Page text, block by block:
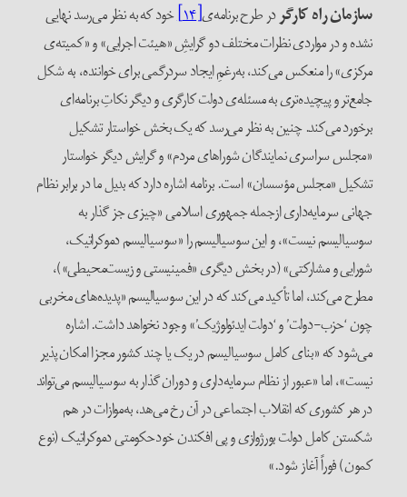
سازمانراه کارگردر طرح برنامه‌ی[۱۴]
خود که به نظر می‌رسد نهایی
نشده و در مواردی نظرات مختلف دو گرایشِ «هیئت اجرایی» و «کمیته‌ی
مرکزی» را منعکس می‌کند، به‌رغمِ ایجاد سردرگمی برای خواننده، به شکل
جامع‌تر و پیچیده‌تری به مسئله‌ی دولت کارگری و دیگر نکاتِ برنامه‌ای
برخورد می‌کند. چنین به نظر می‌رسد که یک بخش خواستار تشکیل
«مجلس سراسری نمایندگان شوراهای مردم» و گرایش دیگر خواستار
تشکیل «مجلس مؤسسان» است. برنامه اشاره دارد که بدیل ما در برابر نظام
جهانی سرمایه‌داری ازجمله جمهوری اسلامی «چیزی جز گذار به
سوسیالیسم نیست»، و این سوسیالیسم را «سوسیالیسم دموکراتیک،
شورایی و مشارکتی» (در بخش دیگری «فمینیستی و زیست‌محیطی»)،
مطرح می‌کند، اما تأکید می‌کند که در این سوسیالیسم «پدیده‌های مخربی
چون ‘حزب-دولت’ و ‘دولت ایدئولوژیک’» وجود نخواهد داشت. اشاره
می‌شود که «بنای کامل سوسیالیسم در یک یا چند کشور مجزا امکان پذیر
نیست»، اما «عبور از نظام سرمایه‌داری و دوران گذار به سوسیالیسم می‌تواند
در هر کشوری که انقلاب اجتماعی در آن رخ می‌هد، به‌موازات در هم
شکستن کامل دولت بورژوازی و پی افکندن خودحکومتی دموکراتیک (نوع
کمون) فوراً آغاز شود.»